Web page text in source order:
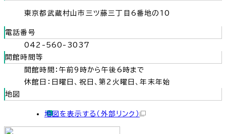
東京都武蔵村山市三ツ藤三丁目6番地の10
電話番号
042-560-3037
開館時間等
開館時間：午前9時から午後6時まで
休館日：日曜日、祝日、第2火曜日、年末年始
地図
地図を表示する （外部リンク）